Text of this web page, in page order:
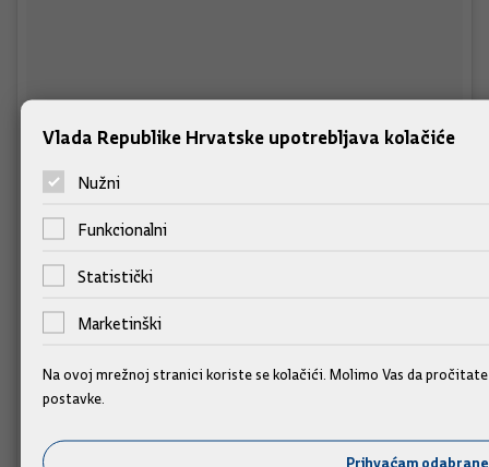
Hvala svima koji su danas sudjelovali u FBchatu na temu
o povezanosti obrazovanja i tržišta rada, informatici u
Vlada Republike Hrvatske upotrebljava kolačiće
Nužni
Funkcionalni
Statistički
Marketinški
Na ovoj mrežnoj stranici koriste se kolačići. Molimo Vas da
postavke.
Prihvaćam odabrane